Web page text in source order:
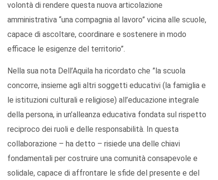
volontà di rendere questa nuova articolazione
amministrativa “una compagnia al lavoro” vicina alle scuole,
capace di ascoltare, coordinare e sostenere in modo
efficace le esigenze del territorio”.
Nella sua nota Dell’Aquila ha ricordato che ”la scuola
concorre, insieme agli altri soggetti educativi (la famiglia e
le istituzioni culturali e religiose) all’educazione integrale
della persona, in un’alleanza educativa fondata sul rispetto
reciproco dei ruoli e delle responsabilità. In questa
collaborazione – ha detto – risiede una delle chiavi
fondamentali per costruire una comunità consapevole e
solidale, capace di affrontare le sfide del presente e del